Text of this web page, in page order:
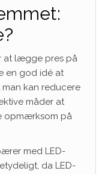
at lægge pres på
en god idé at
kan reducere
måder at
opmærksom på
med LED-
da LED-